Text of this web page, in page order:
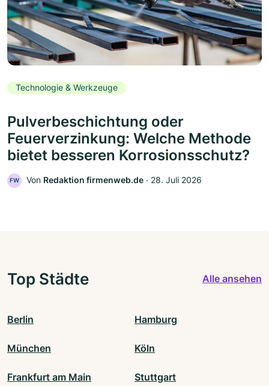
Technologie & Werkzeuge
Pulverbeschichtung oder
Feuerverzinkung: Welche Methode
bietet besseren Korrosionsschutz?
FW Von Redaktion firmenweb.de ‧ 28. Juli 2026
Top Städte Alle ansehen
Berlin Hamburg
München Köln
Frankfurt am Main Stuttgart